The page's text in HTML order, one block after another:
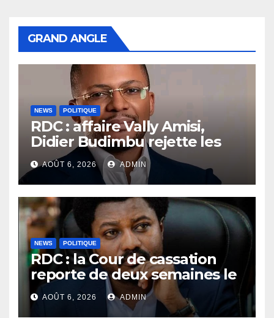
GRAND ANGLE
NEWS POLITIQUE
RDC : affaire Vally Amisi,
Didier Budimbu rejette les
accusations et appelle à
laisser la justice établir la
vérité
AOÛT 6, 2026 ADMIN
NEWS POLITIQUE
RDC : la Cour de cassation
reporte de deux semaines le
procès Frivao
AOÛT 6, 2026 ADMIN